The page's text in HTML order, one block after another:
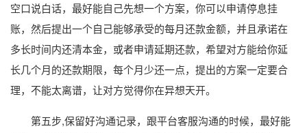
空口说白话，最好能自己先想一个方案，你可以申请停息挂
账，然后提出一个自己能够承受的每月还款金额，并且承诺在
多长时间内还清本金，或者申请延期还款，希望对方能给你延
长几个月的还款期限，每个月少还一点，提出的方案一定要合
理，不能太离谱，让对方觉得你在异想天开。
第五步,保留好沟通记录，跟平台客服沟通的时候，最好能